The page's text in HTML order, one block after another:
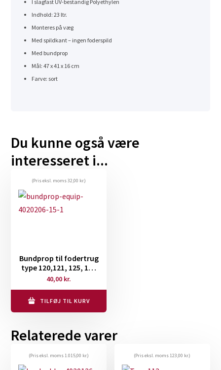
I slagfast UV-bestandig Polyethylen
Indhold: 23 ltr.
Monteres på væg
Med spildkant – ingen foderspild
Med bundprop
Mål: 47 x 41 x 16 cm
Farve: sort
Du kunne også være
interesseret i...
(Pris eksl. moms32,00 kr.)
Bundprop til fodertrug
type 120,121, 125, 128
og høkrybbe
40,00 kr.
TILFØJ TIL KURV
Relaterede varer
(Pris eksl. moms1.015,00 kr.) (Pris eksl. moms123,00 kr.)